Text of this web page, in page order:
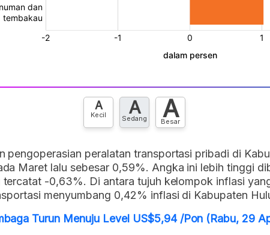
A
Kecil A
Sedang A
Besar
pengoperasian peralatan transportasi pribadi di
Maret lalu sebesar 0,59%. Angka ini lebih tinggi
tercatat -0,63%. Di antara tujuh kelompok inflasi
menyumbang 0,42% inflasi di Kabupaten
Turun Menuju Level US$5,94 /Pon (Rabu, 29